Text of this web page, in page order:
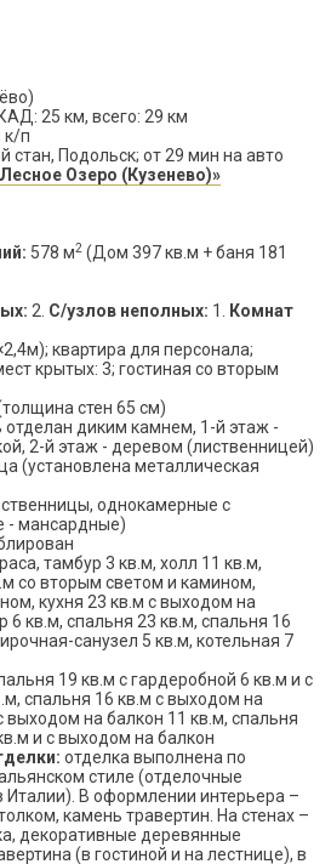
25 км, всего: 29 км
к/п
стан, Подольск; от 29 мин на авто
Озеро (Кузенево)»
578 м2 (Дом 397 кв.м + баня 181
2. С/узлов неполных: 1.
Комнат
квартира для персонала;
крытых: 3; гостиная со вторым
стен 65 см)
отделан диким камнем, 1-й этаж -
2-й этаж - деревом (лиственницей)
(установлена металлическая
однокамерные с
- мансардные)
тамбур 3 кв.м, холл 11 кв.м,
со вторым светом и камином,
кухня 23 кв.м с выходом на
6 кв.м, спальня 23 кв.м, спальня 16
санузел 5 кв.м, котельная 7
19 кв.м с гардеробной 6 кв.м и с
спальня 16 кв.м с выходом на
выходом на балкон 11 кв.м, спальня
и с выходом на балкон
отделка выполнена по
стиле (отделочные
В оформлении интерьера –
камень травертин. На стенах –
декоративные деревянные
(в гостиной и на лестнице), в